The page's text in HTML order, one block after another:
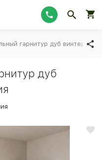
гарнитур дуб винтерберг
дуб